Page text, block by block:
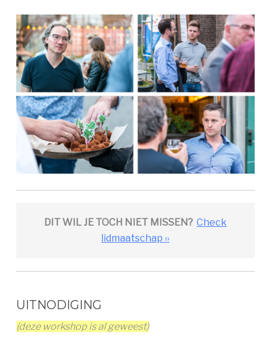
DIT WIL JE TOCH NIET MISSEN? Check
lidmaatschap ››
UITNODIGING
(deze workshop is al geweest)